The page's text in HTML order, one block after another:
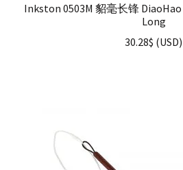
Inkston 0503M 貂毫长锋
Long
30.28$ (USD)